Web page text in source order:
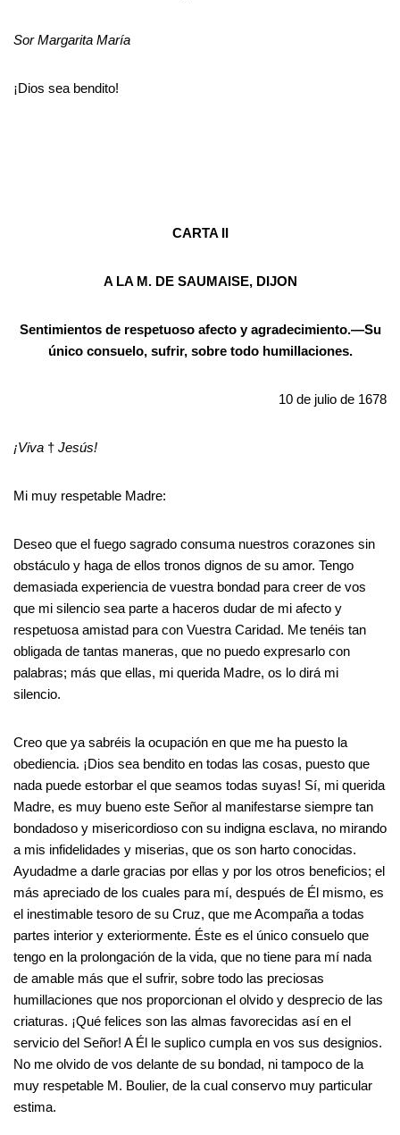
Sor Margarita María
¡Dios sea bendito!
CARTA II
A LA M. DE SAUMAISE, DIJON
Sentimientos de respetuoso afecto y agradecimiento.—Su
único consuelo, sufrir, sobre todo humillaciones.
10 de julio de 1678
¡Viva † Jesús!
Mi muy respetable Madre:
Deseo que el fuego sagrado consuma nuestros corazones sin
obstáculo y haga de ellos tronos dignos de su amor. Tengo
demasiada experiencia de vuestra bondad para creer de vos
que mi silencio sea parte a haceros dudar de mi afecto y
respetuosa amistad para con Vuestra Caridad. Me tenéis tan
obligada de tantas maneras, que no puedo expresarlo con
palabras; más que ellas, mi querida Madre, os lo dirá mi
silencio.
Creo que ya sabréis la ocupación en que me ha puesto la
obediencia. ¡Dios sea bendito en todas las cosas, puesto que
nada puede estorbar el que seamos todas suyas! Sí, mi querida
Madre, es muy bueno este Señor al manifestarse siempre tan
bondadoso y misericordioso con su indigna esclava, no mirando
a mis infidelidades y miserias, que os son harto conocidas.
Ayudadme a darle gracias por ellas y por los otros beneficios; el
más apreciado de los cuales para mí, después de Él mismo, es
el inestimable tesoro de su Cruz, que me Acompaña a todas
partes interior y exteriormente. Éste es el único consuelo que
tengo en la prolongación de la vida, que no tiene para mí nada
de amable más que el sufrir, sobre todo las preciosas
humillaciones que nos proporcionan el olvido y desprecio de las
criaturas. ¡Qué felices son las almas favorecidas así en el
servicio del Señor! A Él le suplico cumpla en vos sus designios.
No me olvido de vos delante de su bondad, ni tampoco de la
muy respetable M. Boulier, de la cual conservo muy particular
estima.